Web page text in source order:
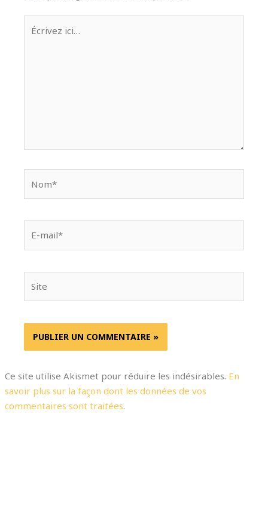
ici…
mail*
Ce site utilise Akismet pour réduire les indésirables. En
savoir plus sur la façon dont les données de vos
commentaires sont traitées.